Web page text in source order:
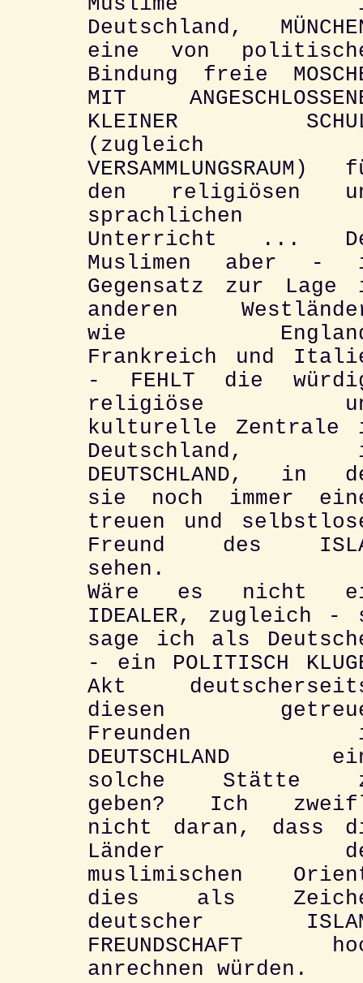
Deutschland,
eine von
Bindung freie
MIT
KLEINER
(zugleich
VERSAMMLUNGSRAUM)
den religiösen
sprachlichen
Unterricht ...
Muslimen aber -
Gegensatz zur Lage
anderen
wie
Frankreich und
- FEHLT die
religiöse
kulturelle Zentrale
Deutschland,
DEUTSCHLAND, in
sie noch immer
treuen und
Freund des
sehen.
Wäre es nicht
IDEALER, zugleich -
sage ich als
- ein POLITISCH
Akt
diesen
Freunden
DEUTSCHLAND
solche Stätte
geben? Ich
nicht daran, dass
Länder
muslimischen
dies als
deutscher
FREUNDSCHAFT
anrechnen würden.